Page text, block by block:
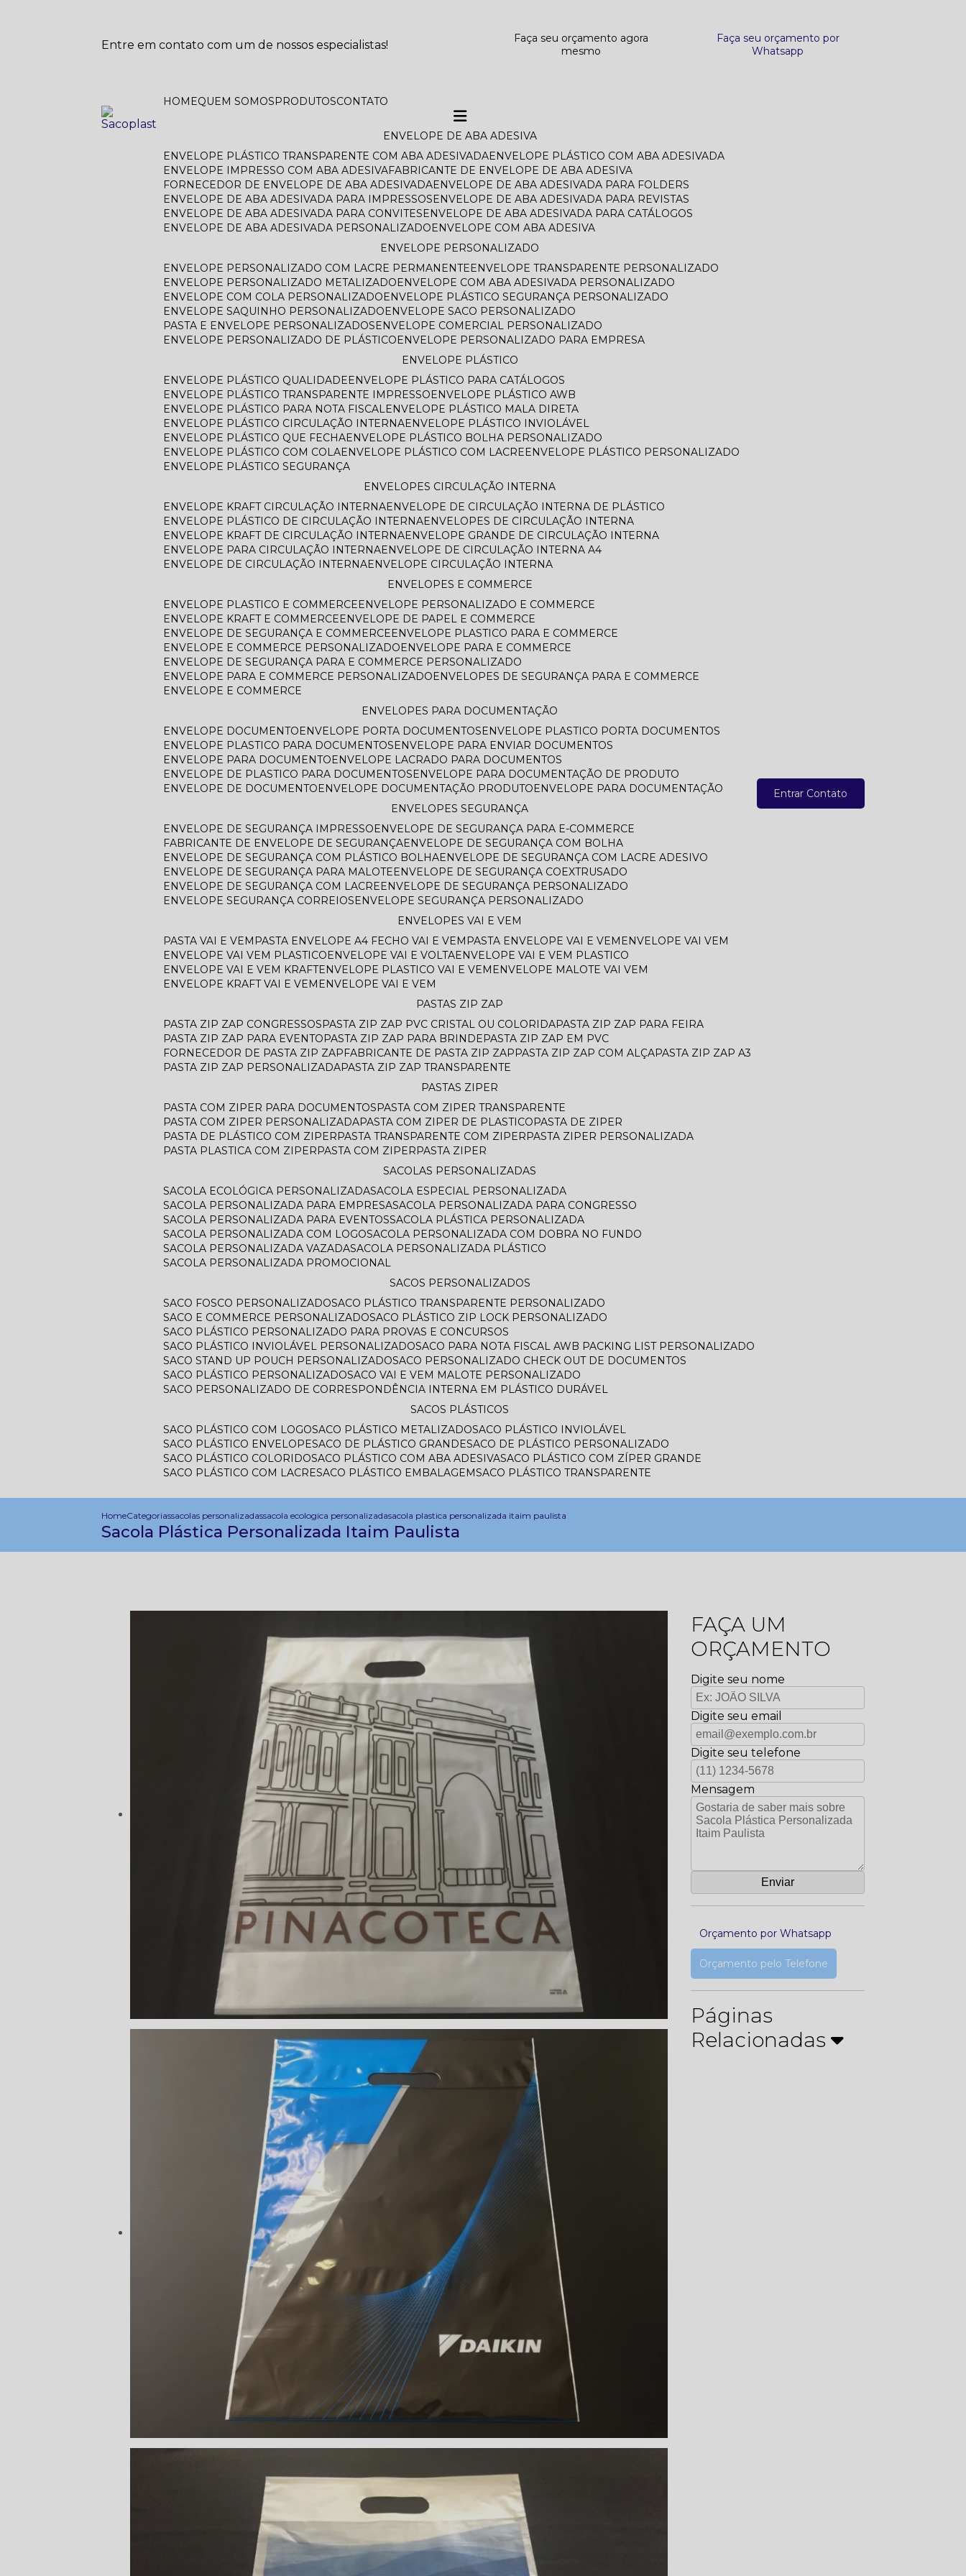
Entre em contato com um de nossos especialistas!
Faça seu orçamento agora
mesmo
Faça seu orçamento por
Whatsapp
HOME QUEM SOMOS PRODUTOS CONTATO
ENVELOPE DE ABA ADESIVA
ENVELOPE PLÁSTICO TRANSPARENTE COM ABA ADESIVADA
ENVELOPE PLÁSTICO COM ABA ADESIVADA
ENVELOPE IMPRESSO COM ABA ADESIVA FABRICANTE DE ENVELOPE DE ABA ADESIVA
FORNECEDOR DE ENVELOPE DE ABA ADESIVADA
ENVELOPE DE ABA ADESIVADA PARA FOLDERS
ENVELOPE DE ABA ADESIVADA PARA IMPRESSOS
ENVELOPE DE ABA ADESIVADA PARA REVISTAS
ENVELOPE DE ABA ADESIVADA PARA CONVITES
ENVELOPE DE ABA ADESIVADA PARA CATÁLOGOS
ENVELOPE DE ABA ADESIVADA PERSONALIZADO
ENVELOPE COM ABA ADESIVA
ENVELOPE PERSONALIZADO
ENVELOPE PERSONALIZADO COM LACRE PERMANENTE
ENVELOPE TRANSPARENTE PERSONALIZADO
ENVELOPE PERSONALIZADO METALIZADO
ENVELOPE COM ABA ADESIVADA PERSONALIZADO
ENVELOPE COM COLA PERSONALIZADO
ENVELOPE PLÁSTICO SEGURANÇA PERSONALIZADO
ENVELOPE SAQUINHO PERSONALIZADO
ENVELOPE SACO PERSONALIZADO
PASTA E ENVELOPE PERSONALIZADOS
ENVELOPE COMERCIAL PERSONALIZADO
ENVELOPE PERSONALIZADO DE PLÁSTICO
ENVELOPE PERSONALIZADO PARA EMPRESA
ENVELOPE PLÁSTICO
ENVELOPE PLÁSTICO QUALIDADE
ENVELOPE PLÁSTICO PARA CATÁLOGOS
ENVELOPE PLÁSTICO TRANSPARENTE IMPRESSO
ENVELOPE PLÁSTICO AWB
ENVELOPE PLÁSTICO PARA NOTA FISCAL
ENVELOPE PLÁSTICO MALA DIRETA
ENVELOPE PLÁSTICO CIRCULAÇÃO INTERNA
ENVELOPE PLÁSTICO INVIOLÁVEL
ENVELOPE PLÁSTICO QUE FECHA
ENVELOPE PLÁSTICO BOLHA PERSONALIZADO
ENVELOPE PLÁSTICO COM COLA
ENVELOPE PLÁSTICO COM LACRE
ENVELOPE PLÁSTICO PERSONALIZADO
ENVELOPE PLÁSTICO SEGURANÇA
ENVELOPES CIRCULAÇÃO INTERNA
ENVELOPE KRAFT CIRCULAÇÃO INTERNA
ENVELOPE DE CIRCULAÇÃO INTERNA DE PLÁSTICO
ENVELOPE PLÁSTICO DE CIRCULAÇÃO INTERNA
ENVELOPES DE CIRCULAÇÃO INTERNA
ENVELOPE KRAFT DE CIRCULAÇÃO INTERNA
ENVELOPE GRANDE DE CIRCULAÇÃO INTERNA
ENVELOPE PARA CIRCULAÇÃO INTERNA
ENVELOPE DE CIRCULAÇÃO INTERNA A4
ENVELOPE DE CIRCULAÇÃO INTERNA
ENVELOPE CIRCULAÇÃO INTERNA
ENVELOPES E COMMERCE
ENVELOPE PLASTICO E COMMERCE
ENVELOPE PERSONALIZADO E COMMERCE
ENVELOPE KRAFT E COMMERCE
ENVELOPE DE PAPEL E COMMERCE
ENVELOPE DE SEGURANÇA E COMMERCE
ENVELOPE PLASTICO PARA E COMMERCE
ENVELOPE E COMMERCE PERSONALIZADO
ENVELOPE PARA E COMMERCE
ENVELOPE DE SEGURANÇA PARA E COMMERCE PERSONALIZADO
ENVELOPE PARA E COMMERCE PERSONALIZADO
ENVELOPES DE SEGURANÇA PARA E COMMERCE
ENVELOPE E COMMERCE
ENVELOPES PARA DOCUMENTAÇÃO
ENVELOPE DOCUMENTO
ENVELOPE PORTA DOCUMENTOS
ENVELOPE PLASTICO PORTA DOCUMENTOS
ENVELOPE PLASTICO PARA DOCUMENTOS
ENVELOPE PARA ENVIAR DOCUMENTOS
ENVELOPE PARA DOCUMENTO
ENVELOPE LACRADO PARA DOCUMENTOS
ENVELOPE DE PLASTICO PARA DOCUMENTOS
ENVELOPE PARA DOCUMENTAÇÃO DE PRODUTO
ENVELOPE DE DOCUMENTO
ENVELOPE DOCUMENTAÇÃO PRODUTO
ENVELOPE PARA DOCUMENTAÇÃO
ENVELOPES SEGURANÇA
ENVELOPE DE SEGURANÇA IMPRESSO
ENVELOPE DE SEGURANÇA PARA E-COMMERCE
FABRICANTE DE ENVELOPE DE SEGURANÇA
ENVELOPE DE SEGURANÇA COM BOLHA
ENVELOPE DE SEGURANÇA COM PLÁSTICO BOLHA
ENVELOPE DE SEGURANÇA COM LACRE ADESIVO
ENVELOPE DE SEGURANÇA PARA MALOTE
ENVELOPE DE SEGURANÇA COEXTRUSADO
ENVELOPE DE SEGURANÇA COM LACRE
ENVELOPE DE SEGURANÇA PERSONALIZADO
ENVELOPE SEGURANÇA CORREIOS
ENVELOPE SEGURANÇA PERSONALIZADO
ENVELOPES VAI E VEM
PASTA VAI E VEM
PASTA ENVELOPE A4 FECHO VAI E VEM PASTA ENVELOPE VAI E VEM
ENVELOPE VAI VEM
ENVELOPE VAI VEM PLASTICO
ENVELOPE VAI E VOLTA
ENVELOPE VAI E VEM PLASTICO
ENVELOPE VAI E VEM KRAFT
ENVELOPE PLASTICO VAI E VEM
ENVELOPE MALOTE VAI VEM
ENVELOPE KRAFT VAI E VEM
ENVELOPE VAI E VEM
PASTAS ZIP ZAP
PASTA ZIP ZAP CONGRESSOS PASTA ZIP ZAP PVC CRISTAL OU COLORIDA PASTA ZIP ZAP PARA FEIRA
PASTA ZIP ZAP PARA EVENTO PASTA ZIP ZAP PARA BRINDE PASTA ZIP ZAP EM PVC
FORNECEDOR DE PASTA ZIP ZAP FABRICANTE DE PASTA ZIP ZAP PASTA ZIP ZAP COM ALÇA PASTA ZIP ZAP A3
PASTA ZIP ZAP PERSONALIZADA PASTA ZIP ZAP TRANSPARENTE
PASTAS ZIPER
PASTA COM ZIPER PARA DOCUMENTOS PASTA COM ZIPER TRANSPARENTE
PASTA COM ZIPER PERSONALIZADA PASTA COM ZIPER DE PLASTICO PASTA DE ZIPER
PASTA DE PLÁSTICO COM ZIPER PASTA TRANSPARENTE COM ZIPER PASTA ZIPER PERSONALIZADA
PASTA PLASTICA COM ZIPER PASTA COM ZIPER PASTA ZIPER
SACOLAS PERSONALIZADAS
SACOLA ECOLÓGICA PERSONALIZADA SACOLA ESPECIAL PERSONALIZADA
SACOLA PERSONALIZADA PARA EMPRESA SACOLA PERSONALIZADA PARA CONGRESSO
SACOLA PERSONALIZADA PARA EVENTOS SACOLA PLÁSTICA PERSONALIZADA
SACOLA PERSONALIZADA COM LOGO SACOLA PERSONALIZADA COM DOBRA NO FUNDO
SACOLA PERSONALIZADA VAZADA SACOLA PERSONALIZADA PLÁSTICO
SACOLA PERSONALIZADA PROMOCIONAL
SACOS PERSONALIZADOS
SACO FOSCO PERSONALIZADO SACO PLÁSTICO TRANSPARENTE PERSONALIZADO
SACO E COMMERCE PERSONALIZADO SACO PLÁSTICO ZIP LOCK PERSONALIZADO
SACO PLÁSTICO PERSONALIZADO PARA PROVAS E CONCURSOS
SACO PLÁSTICO INVIOLÁVEL PERSONALIZADO SACO PARA NOTA FISCAL AWB PACKING LIST PERSONALIZADO
SACO STAND UP POUCH PERSONALIZADO SACO PERSONALIZADO CHECK OUT DE DOCUMENTOS
SACO PLÁSTICO PERSONALIZADO SACO VAI E VEM MALOTE PERSONALIZADO
SACO PERSONALIZADO DE CORRESPONDÊNCIA INTERNA EM PLÁSTICO DURÁVEL
SACOS PLÁSTICOS
SACO PLÁSTICO COM LOGO SACO PLÁSTICO METALIZADO SACO PLÁSTICO INVIOLÁVEL
SACO PLÁSTICO ENVELOPE SACO DE PLÁSTICO GRANDE SACO DE PLÁSTICO PERSONALIZADO
SACO PLÁSTICO COLORIDO SACO PLÁSTICO COM ABA ADESIVA SACO PLÁSTICO COM ZÍPER GRANDE
SACO PLÁSTICO COM LACRE SACO PLÁSTICO EMBALAGEM SACO PLÁSTICO TRANSPARENTE
Entrar Contato
HomeCategoriassacolas personalizadassacola ecologica personalizadasacola plastica personalizada itaim paulista
Sacola Plástica Personalizada Itaim Paulista
FAÇA UM
ORÇAMENTO
Digite seu nome
Digite seu email
Digite seu telefone
Mensagem
Orçamento por Whatsapp
Orçamento pelo Telefone
Páginas
Relacionadas